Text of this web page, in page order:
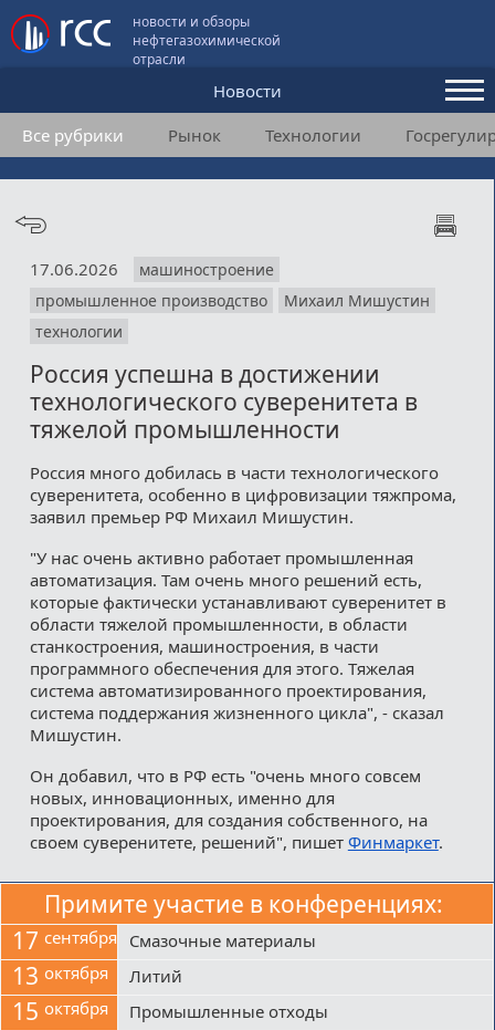
новости и обзоры
нефтегазохимической
отрасли
Новости
Аналитика и мнения
Конференции
Подписка
Медиакит
Все рубрики Рынок Технологии
17.06.2026
машиностроение
промышленное производство
Михаил Мишустин
технологии
Россия успешна в достижении
технологического суверенитета в
тяжелой промышленности
Россия много добилась в части технологического
суверенитета, особенно в цифровизации тяжпрома,
заявил премьер РФ Михаил Мишустин.
"У нас очень активно работает промышленная
автоматизация. Там очень много решений есть,
которые фактически устанавливают суверенитет в
области тяжелой промышленности, в области
станкостроения, машиностроения, в части
программного обеспечения для этого. Тяжелая
система автоматизированного проектирования,
система поддержания жизненного цикла", - сказал
Мишустин.
Он добавил, что в РФ есть "очень много совсем
новых, инновационных, именно для
проектирования, для создания собственного, на
своем суверенитете, решений", пишет Финмаркет.
Примите участие в конференциях:
17 сентября Смазочные материалы
13 октября Литий
15 октября Промышленные отходы